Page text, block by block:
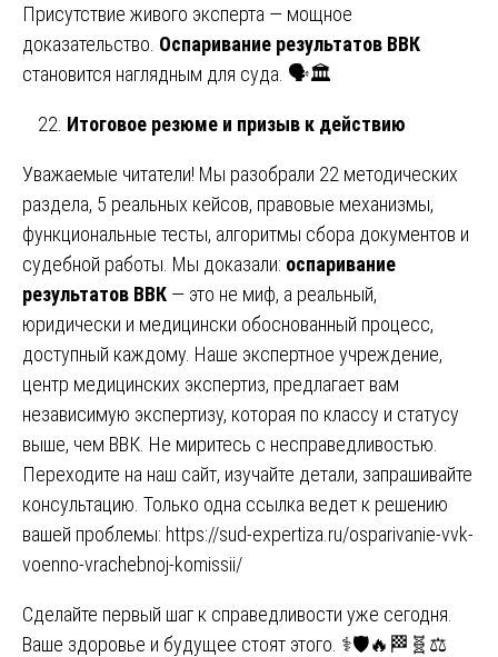
Присутствие живого эксперта — мощное
доказательство. Оспаривание результатов ВВК
становится наглядным для суда. 🗣️🏛️
Итоговое резюме и призыв к действию
Уважаемые читатели! Мы разобрали 22 методических
раздела, 5 реальных кейсов, правовые механизмы,
функциональные тесты, алгоритмы сбора документов и
судебной работы. Мы доказали: оспаривание
результатов ВВК — это не миф, а реальный,
юридически и медицински обоснованный процесс,
доступный каждому. Наше экспертное учреждение,
центр медицинских экспертиз, предлагает вам
независимую экспертизу, которая по классу и статусу
выше, чем ВВК. Не миритесь с несправедливостью.
Переходите на наш сайт, изучайте детали, запрашивайте
консультацию. Только одна ссылка ведет к решению
вашей проблемы: https://sud-expertiza.ru/osparivanie-vvk-
voenno-vrachebnoj-komissii/
Сделайте первый шаг к справедливости уже сегодня.
Ваше здоровье и будущее стоят этого. ⚕️🛡️🔥🏁🧬⚖️